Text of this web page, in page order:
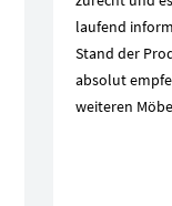
laufend
Stand der
absolut
weiteren